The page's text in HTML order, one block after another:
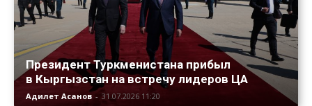
Президент Туркменистана прибыл
в Кыргызстан на встречу лидеров ЦА
Адилет Асанов - 31.07.2026 11:20